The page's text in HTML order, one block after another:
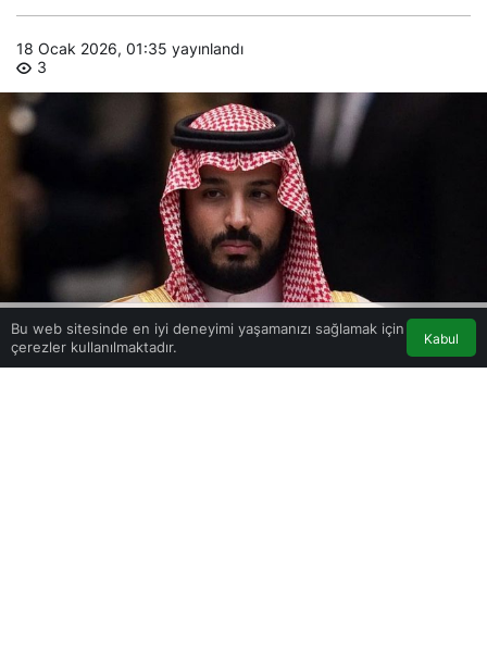
18 Ocak 2026, 01:35 yayınlandı
3
Bu web sitesinde en iyi deneyimi yaşamanızı sağlamak için
çerezler kullanılmaktadır.
Kabul
Anasayfa Akış Trafik